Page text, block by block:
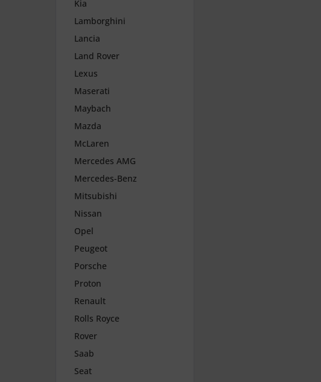
Kia
Lamborghini
Lancia
Land Rover
Lexus
Maserati
Maybach
Mazda
McLaren
Mercedes AMG
Mercedes-Benz
Mitsubishi
Nissan
Opel
Peugeot
Porsche
Proton
Renault
Rolls Royce
Rover
Saab
Seat